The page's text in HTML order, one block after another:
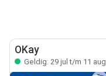
OKay
Geldig: 29 jul t/m 11 aug